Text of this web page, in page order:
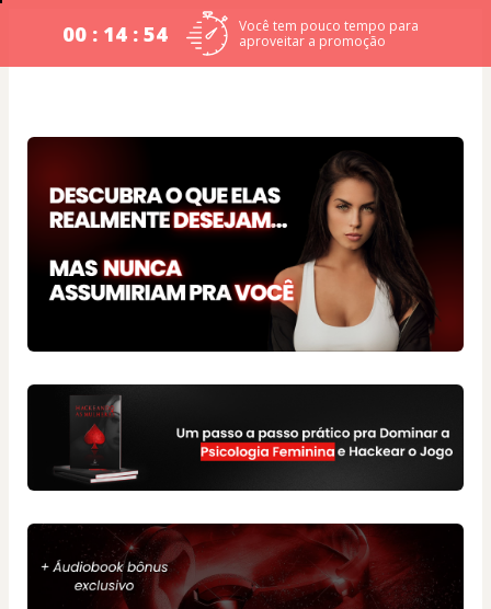
00 : 14 : 53
Você tem pouco tempo para
aproveitar a promoção